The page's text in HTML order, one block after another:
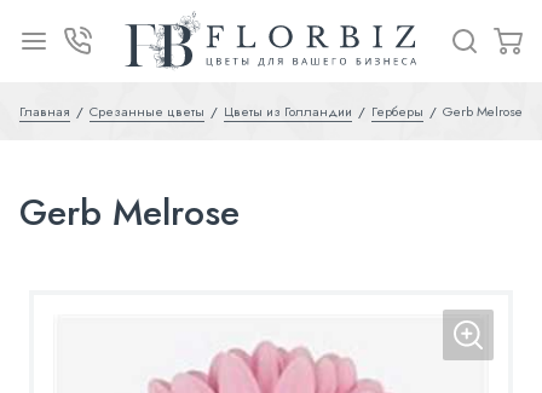
Главная Срезанные цветы Цветы из Голландии Герберы Gerb Melrose
Gerb Melrose